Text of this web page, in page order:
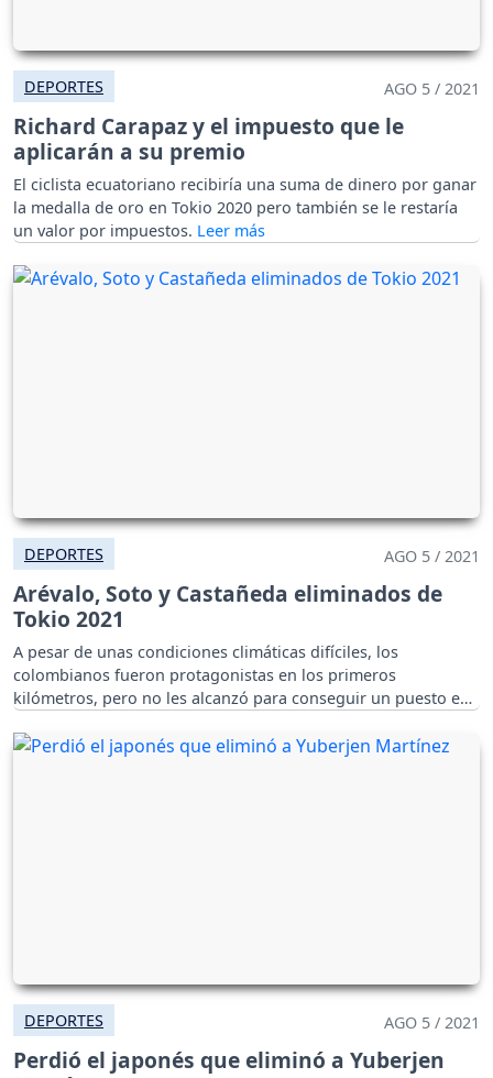
DEPORTES AGO 5 / 2021
Richard Carapaz y el impuesto que le
aplicarán a su premio
El ciclista ecuatoriano recibiría una suma de dinero por ganar
la medalla de oro en Tokio 2020 pero también se le restaría
un valor por impuestos.
DEPORTES AGO 5 / 2021
Arévalo, Soto y Castañeda eliminados de
Tokio 2021
A pesar de unas condiciones climáticas difíciles, los
colombianos fueron protagonistas en los primeros
kilómetros, pero no les alcanzó para conseguir un puesto en
DEPORTES AGO 5 / 2021
Perdió el japonés que eliminó a Yuberjen